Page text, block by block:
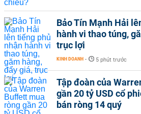
Bảo Tín Mạnh Hải
hành vi thao túng,
trục lợi
KINH DOANH - 5 phút trước
Tập đoàn của
gần 20 tỷ USD cổ
bán ròng 14 quý